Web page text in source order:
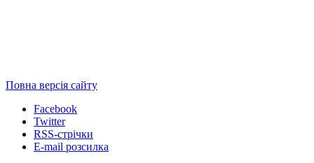
Повна версія сайту
Facebook
Twitter
RSS-стрічки
E-mail розсилка